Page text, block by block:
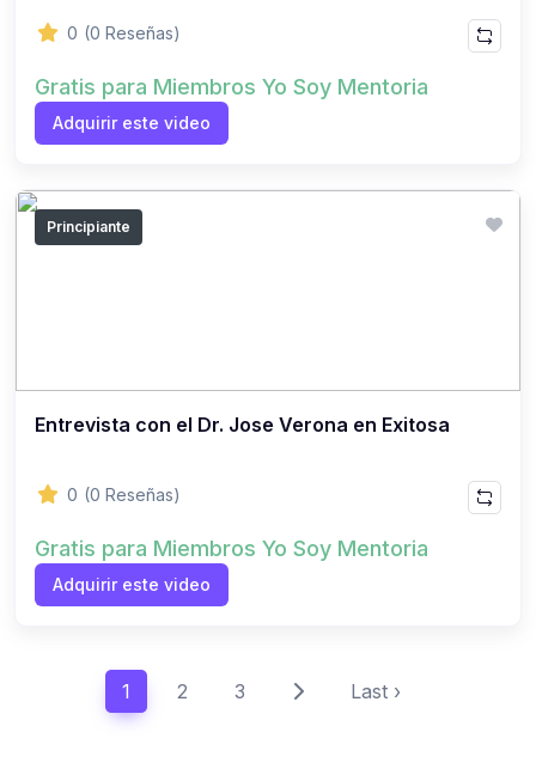
0 (0 Reseñas)
Gratis para Miembros Yo Soy Mentoria
Adquirir este video
Principiante
Entrevista con el Dr. Jose Verona en Exitosa
0 (0 Reseñas)
Gratis para Miembros Yo Soy Mentoria
Adquirir este video
1 2 3 Last ›